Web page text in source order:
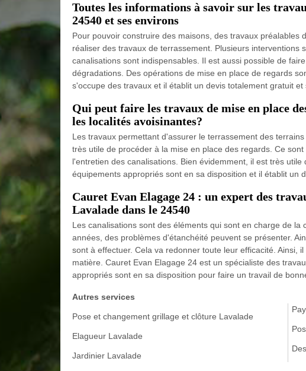
Toutes les informations à savoir sur les
24540 et ses environs
Pour pouvoir construire des maisons, des travaux préalables
réaliser des travaux de terrassement. Plusieurs interventions
canalisations sont indispensables. Il est aussi possible de
dégradations. Des opérations de mise en place de regards
s'occupe des travaux et il établit un devis totalement gratuit et
Qui peut faire les travaux de mise en place
les localités avoisinantes?
Les travaux permettant d'assurer le terrassement des
très utile de procéder à la mise en place des regards. Ce
l'entretien des canalisations. Bien évidemment, il est très
équipements appropriés sont en sa disposition et il établit un
Cauret Evan Elagage 24 : un expert des
Lavalade dans le 24540
Les canalisations sont des éléments qui sont en charge de
années, des problèmes d'étanchéité peuvent se présenter.
sont à effectuer. Cela va redonner toute leur efficacité. Ainsi,
matière. Cauret Evan Elagage 24 est un spécialiste des
appropriés sont en sa disposition pour faire un travail de
Autres services
Pose et changement grillage et clôture Lavalade
Elagueur Lavalade
Jardinier Lavalade